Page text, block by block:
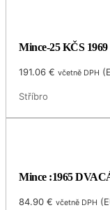
Mince-25 KČS
191.06€ včetně DPH (
Stříbro
Mince :1965
84.90€ včetně DPH (